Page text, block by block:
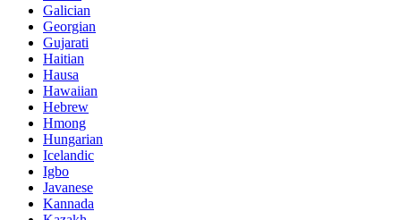
Galician
Georgian
Gujarati
Haitian
Hausa
Hawaiian
Hebrew
Hmong
Hungarian
Icelandic
Igbo
Javanese
Kannada